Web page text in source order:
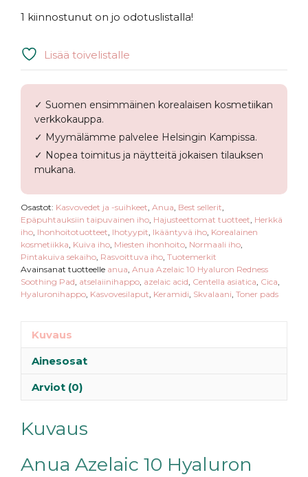
1 kiinnostunut on jo odotuslistalla!
Lisää toivelistalle
✓ Suomen ensimmäinen korealaisen kosmetiikan
verkkokauppa.
✓ Myymälämme palvelee Helsingin Kampissa.
✓ Nopea toimitus ja näytteitä jokaisen tilauksen
mukana.
Osastot: Kasvovedet ja -suihkeet, Anua, Best sellerit,
Epäpuhtauksiin taipuvainen iho, Hajusteettomat tuotteet, Herkkä
iho, Ihonhoitotuotteet, Ihotyypit, Ikääntyvä iho, Korealainen
kosmetiikka, Kuiva iho, Miesten ihonhoito, Normaali iho,
Pintakuiva sekaiho, Rasvoittuva iho, Tuotemerkit
Avainsanat tuotteelle anua, Anua Azelaic 10 Hyaluron Redness
Soothing Pad, atselaiinihappo, azelaic acid, Centella asiatica, Cica,
Hyaluronihappo, Kasvovesilaput, Keramidi, Skvalaani, Toner pads
Kuvaus
Ainesosat
Arviot (0)
Kuvaus
Anua Azelaic 10 Hyaluron